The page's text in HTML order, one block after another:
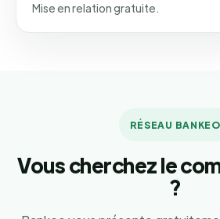
Mise en relation gratuite.
RÉSEAU BANKEO
Vous cherchez le
?